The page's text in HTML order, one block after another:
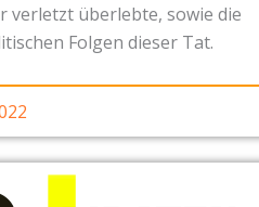
verletzt überlebte, sowie die
Folgen dieser Tat.